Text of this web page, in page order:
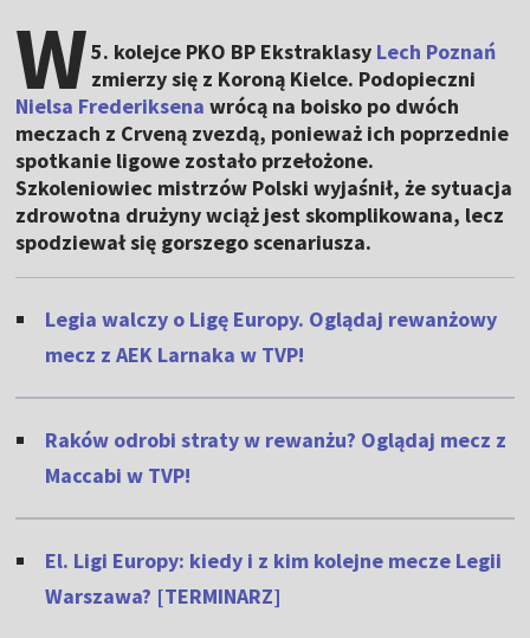
W5. kolejce PKO BP Ekstraklasy Lech Poznań
zmierzy się z Koroną Kielce. Podopieczni
Nielsa Frederiksenawrócą na boisko po dwóch
meczach z Crveną zvezdą, ponieważ ich poprzednie
spotkanie ligowe zostało przełożone.
Szkoleniowiec mistrzów Polski wyjaśnił, że sytuacja
zdrowotna drużyny wciąż jest skomplikowana, lecz
spodziewał się gorszego scenariusza.
Legia walczy o Ligę Europy. Oglądaj rewanżowy
mecz z AEK Larnaka w TVP!
Raków odrobi straty w rewanżu? Oglądaj mecz z
Maccabi w TVP!
El. Ligi Europy: kiedy i z kim kolejne mecze Legii
Warszawa? [TERMINARZ]